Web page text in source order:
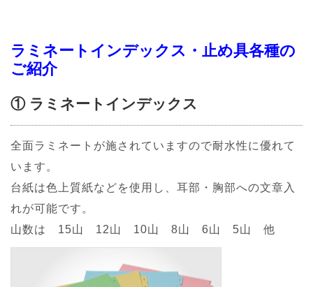
ラミネートインデックス・止め具各種の
ご紹介
① ラミネートインデックス
全面ラミネートが施されていますので耐水性に優れて
います。
台紙は色上質紙などを使用し、耳部・胸部への文章入
れが可能です。
山数は 15山 12山 10山 8山 6山 5山 他